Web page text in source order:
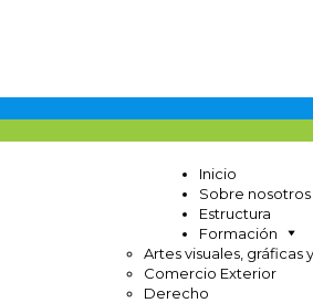
Inicio
Sobre nosotros
Estructura
Formación
Artes visuales, gráficas
Comercio Exterior
Derecho